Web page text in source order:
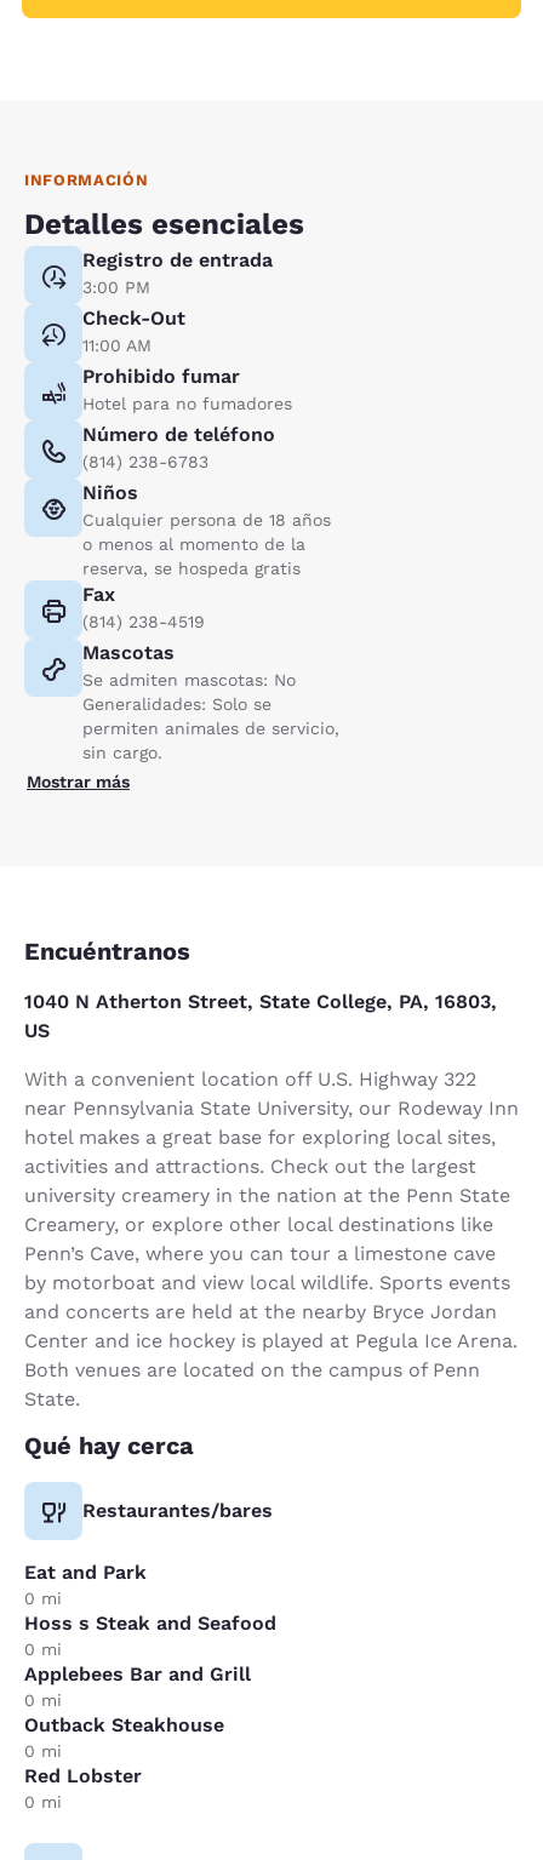
INFORMACIÓN
Detalles esenciales
Registro de entrada
3:00 PM
Check-Out
11:00 AM
Prohibido fumar
Hotel para no fumadores
Número de teléfono
(814) 238-6783
Niños
Cualquier persona de 18 años
o menos al momento de la
reserva, se hospeda gratis
Fax
(814) 238-4519
Mascotas
Se admiten mascotas: No
Generalidades: Solo se
permiten animales de servicio,
sin cargo.
Mostrar más
Encuéntranos
1040 N Atherton Street, State College, PA, 16803,
US
With a convenient location off U.S. Highway 322
near Pennsylvania State University, our Rodeway Inn
hotel makes a great base for exploring local sites,
activities and attractions. Check out the largest
university creamery in the nation at the Penn State
Creamery, or explore other local destinations like
Penn’s Cave, where you can tour a limestone cave
by motorboat and view local wildlife. Sports events
and concerts are held at the nearby Bryce Jordan
Center and ice hockey is played at Pegula Ice Arena.
Both venues are located on the campus of Penn
State.
Qué hay cerca
Restaurantes/bares
Eat and Park
0 mi
Hoss s Steak and Seafood
0 mi
Applebees Bar and Grill
0 mi
Outback Steakhouse
0 mi
Red Lobster
0 mi